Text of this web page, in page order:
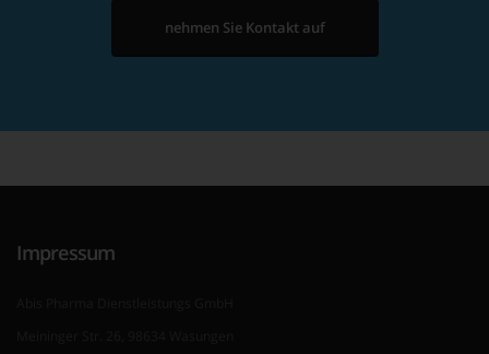
nehmen Sie Kontakt auf
Impressum